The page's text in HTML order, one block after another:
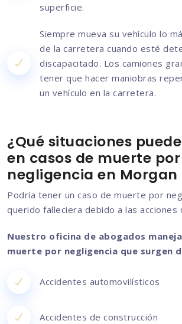
superficie.
Siempre mueva su vehículo lo
de la carretera cuando esté
discapacitado. Los camiones
tener que hacer maniobras
un vehículo en la carretera.
¿Qué situaciones
en casos de muerte por
negligencia en Morgan
Podría tener un caso de muerte por
querido falleciera debido a las
Nuestro oficina de abogados
muerte por negligencia que surgen
Accidentes automovilísticos
Accidentes de construcción